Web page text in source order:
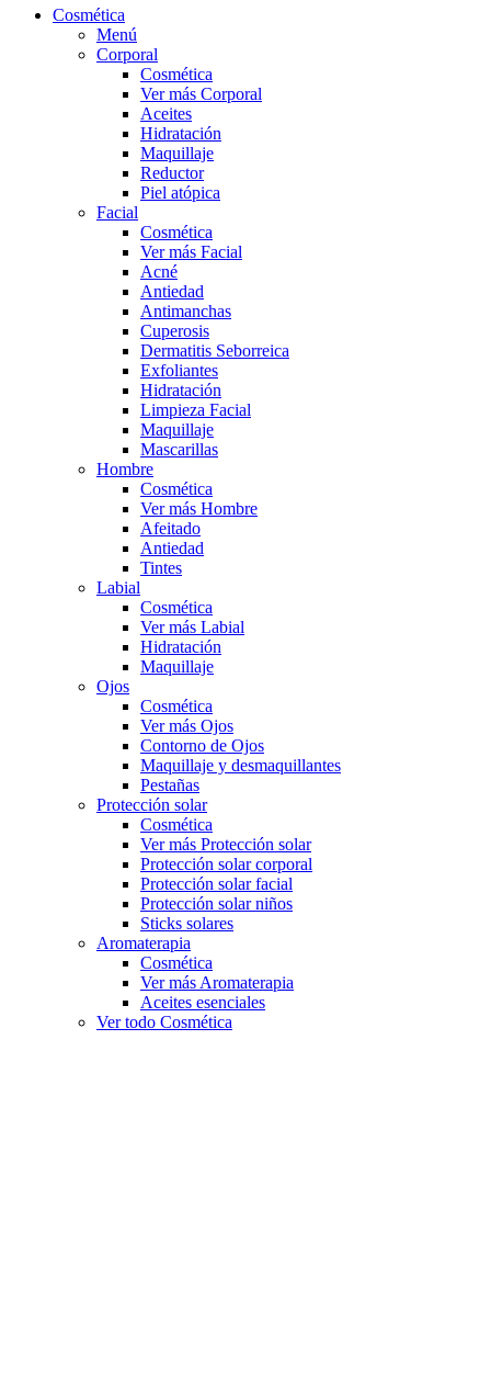
Cosmética
Menú
Corporal
Cosmética
Ver más Corporal
Aceites
Hidratación
Maquillaje
Reductor
Piel atópica
Facial
Cosmética
Ver más Facial
Acné
Antiedad
Antimanchas
Cuperosis
Dermatitis Seborreica
Exfoliantes
Hidratación
Limpieza Facial
Maquillaje
Mascarillas
Hombre
Cosmética
Ver más Hombre
Afeitado
Antiedad
Tintes
Labial
Cosmética
Ver más Labial
Hidratación
Maquillaje
Ojos
Cosmética
Ver más Ojos
Contorno de Ojos
Maquillaje y desmaquillantes
Pestañas
Protección solar
Cosmética
Ver más Protección solar
Protección solar corporal
Protección solar facial
Protección solar niños
Sticks solares
Aromaterapia
Cosmética
Ver más Aromaterapia
Aceites esenciales
Ver todo Cosmética